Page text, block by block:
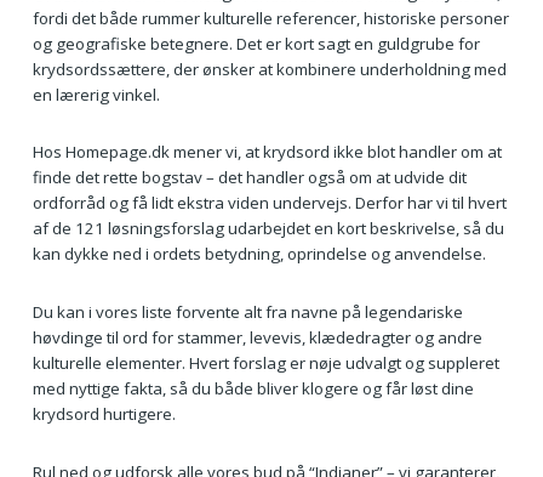
fordi det både rummer kulturelle referencer, historiske personer
og geografiske betegnere. Det er kort sagt en guldgrube for
krydsordssættere, der ønsker at kombinere underholdning med
en lærerig vinkel.
Hos Homepage.dk mener vi, at krydsord ikke blot handler om at
finde det rette bogstav – det handler også om at udvide dit
ordforråd og få lidt ekstra viden undervejs. Derfor har vi til hvert
af de 121 løsningsforslag udarbejdet en kort beskrivelse, så du
kan dykke ned i ordets betydning, oprindelse og anvendelse.
Du kan i vores liste forvente alt fra navne på legendariske
høvdinge til ord for stammer, levevis, klædedragter og andre
kulturelle elementer. Hvert forslag er nøje udvalgt og suppleret
med nyttige fakta, så du både bliver klogere og får løst dine
krydsord hurtigere.
Rul ned og udforsk alle vores bud på “Indianer” – vi garanterer,